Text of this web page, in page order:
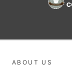
ABOUT US